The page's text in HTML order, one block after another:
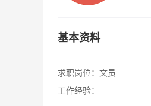
基本资料
求职岗位： 文员
工作经验：